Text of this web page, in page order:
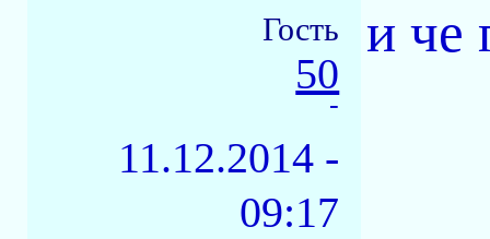
Гость
50
-
11.12.2014 -
09:17
и че